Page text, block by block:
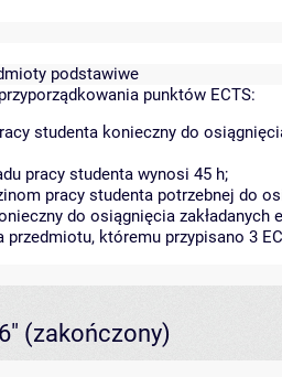
podstawiwe
punktów ECTS:
studenta konieczny do
pracy studenta wynosi 45 h;
pracy studenta potrzebnej do
do osiągnięcia
przedmiotu, któremu przypisano 3
(zakończony)